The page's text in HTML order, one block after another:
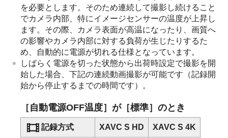
を必要とします。そのため連続して撮影し続けること
でカメラ内部、特にイメージセンサーの温度が上昇し
ます。その際、カメラ表面が高温になったり、画質へ
の影響やカメラ内部に対する負荷が生じたりするた
め、自動的に電源が切れる仕様となっています。
しばらく電源を切った状態から出荷時設定で撮影を開
始した場合、下記の連続動画撮影が可能です（記録開
始から停止するまでの時間です）。
［自動電源OFF温度］ が［標準］ のとき
記録方式 XAVC S HD XAVC S 4K